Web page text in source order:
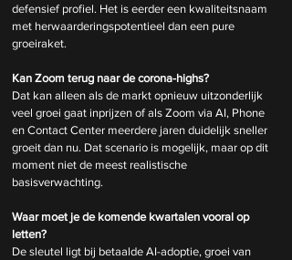
defensief profiel. Het is eerder een kwaliteitsnaam
met herwaarderingspotentieel dan een pure
groeiraket.
Kan Zoom terug naar de corona-highs?
Dat kan alleen als de markt opnieuw uitzonderlijk
veel groei gaat inprijzen of als Zoom via AI, Phone
en Contact Center meerdere jaren duidelijk sneller
groeit dan nu. Dat scenario is mogelijk, maar op dit
moment niet de meest realistische
basisverwachting.
Waar moet je de komende kwartalen vooral op
letten?
De sleutel ligt bij betaalde AI-adoptie, groei van